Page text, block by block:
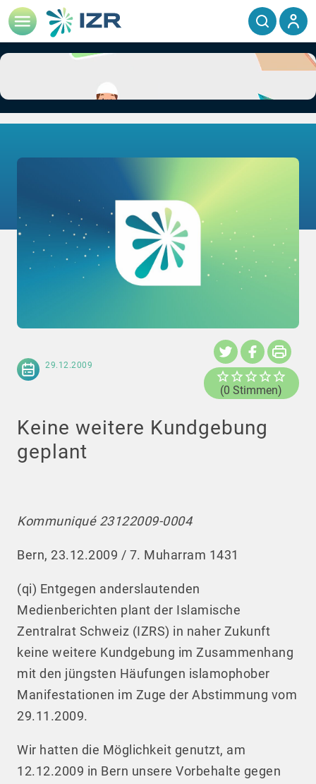
29.12.2009
(0 Stimmen)
Keine weitere Kundgebung
geplant
Kommuniqué 23122009-0004
Bern, 23.12.2009 / 7. Muharram 1431
(qi) Entgegen anderslautenden
Medienberichten plant der Islamische
Zentralrat Schweiz (IZRS) in naher Zukunft
keine weitere Kundgebung im Zusammenhang
mit den jüngsten Häufungen islamophober
Manifestationen im Zuge der Abstimmung vom
29.11.2009.
Wir hatten die Möglichkeit genutzt, am
12.12.2009 in Bern unsere Vorbehalte gegen